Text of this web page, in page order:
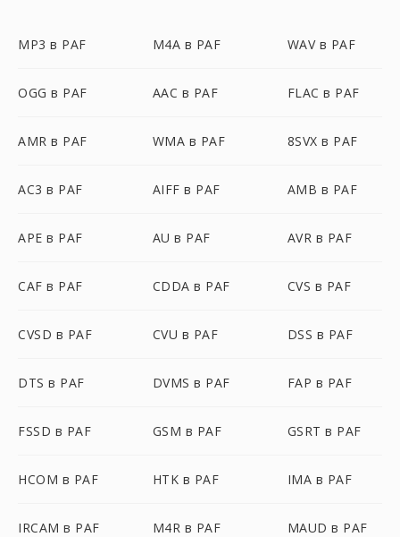
MP3 в PAF M4A в PAF WAV в PAF
OGG в PAF AAC в PAF FLAC в PAF
AMR в PAF WMA в PAF 8SVX в PAF
AC3 в PAF AIFF в PAF AMB в PAF
APE в PAF AU в PAF AVR в PAF
CAF в PAF CDDA в PAF CVS в PAF
CVSD в PAF CVU в PAF DSS в PAF
DTS в PAF DVMS в PAF FAP в PAF
FSSD в PAF GSM в PAF GSRT в PAF
HCOM в PAF HTK в PAF IMA в PAF
IRCAM в PAF M4R в PAF MAUD в PAF